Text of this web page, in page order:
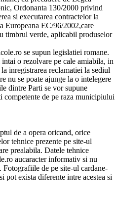
Ordonanta 130/2000 privind
si executarea contractelor la
Europeana EC/96/2002,care
timbrul verde, aplicabil produselor
se supun legislatiei romane.
o rezolvare pe cale amiabila, in
inregistrarea reclamatiei la sediul
nu se poate ajunge la o intelegere
dintre Parti se vor supune
competente de pe raza municipiului
de a opera oricand, orice
tehnice prezente pe site-ul
prealabila. Datele tehnice
aucaracter informativ si nu
de pe site-ul cardane-
pot exista diferente intre acestea si